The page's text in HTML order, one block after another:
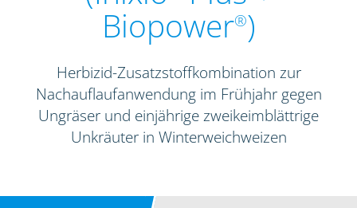
Biopower®)
Herbizid-Zusatzstoffkombination zur
Nachauflaufanwendung im Frühjahr gegen
Ungräser und einjährige zweikeimblättrige
Unkräuter in Winterweichweizen